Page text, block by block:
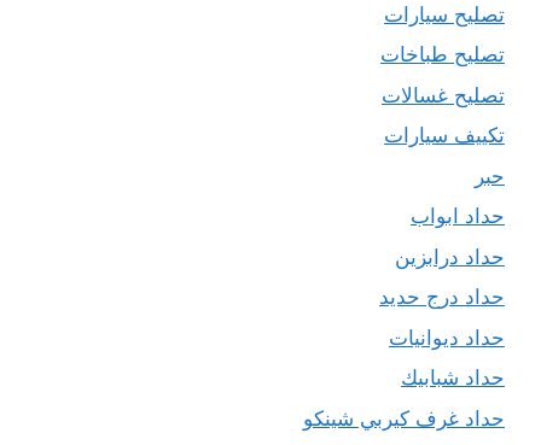
تصليح سيارات
تصليح طباخات
تصليح غسالات
تكييف سيارات
حبر
حداد ابواب
حداد درابزين
حداد درج حديد
حداد ديوانيات
حداد شبابيك
حداد غرف كيربي شينكو